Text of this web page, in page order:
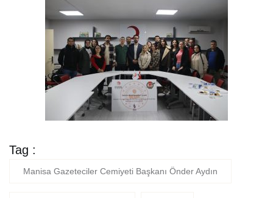
Tag :
Manisa Gazeteciler Cemiyeti Başkanı Önder Aydın